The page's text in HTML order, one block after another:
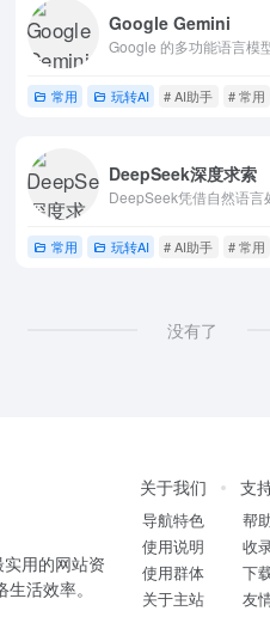
Google Gemini
常用 玩转AI # AI助手 # 常用
DeepSeek深度求索
常用 玩转AI # AI助手 # 常用
没有了
用的网站资
活效率。
关于我们
导航特色
使用说明
使用群体
关于主站
支
帮
收
下
友